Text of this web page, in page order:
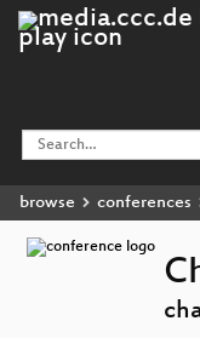
browse conferences